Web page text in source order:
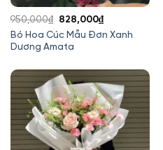
Bó Hoa Cúc Mẫu Đơn Xanh
Dương Amata
950,000₫
Giá
gốc
là:
828,000₫Giá
hiện
828,000₫.